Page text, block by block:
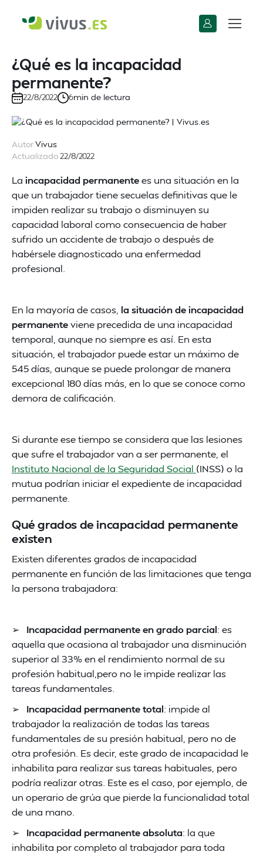
¿Qué es la incapacidad
permanente?
22/8/2022 6min de lectura
AutorVivus
Actualizado22/8/2022
La incapacidad permanentees una situación en la
que un trabajador tiene secuelas definitivas que le
impiden realizar su trabajo o disminuyen su
capacidad laboral como consecuencia de haber
sufrido un accidente de trabajo o después de
habérsele diagnosticado una enfermedad
profesional.
En la mayoría de casos, la situación de incapacidad
permanenteviene precedida de una incapacidad
temporal, aunque no siempre es así. En esta
situación, el trabajador puede estar un máximo de
545 días, aunque se puede prolongar de manera
excepcional 180 días más, en lo que se conoce como
demora de calificación.
Si durante ese tiempo se considera que las lesiones
que sufre el trabajador van a ser permanente, el
Instituto Nacional de la Seguridad Social (INSS) o la
mutua podrían iniciar el expediente de incapacidad
permanente.
Qué grados de incapacidad permanente
existen
Existen diferentes grados de incapacidad
permanente en función de las limitaciones que tenga
la persona trabajadora:
➢ Incapacidad permanente en grado parcial: es
aquella que ocasiona al trabajador una disminución
superior al 33% en el rendimiento normal de su
profesión habitual,pero no le impide realizar las
tareas fundamentales.
➢ Incapacidad permanente total: impide al
trabajador la realización de todas las tareas
fundamentales de su presión habitual, pero no de
otra profesión. Es decir, este grado de incapacidad le
inhabilita para realizar sus tareas habituales, pero
podría realizar otras. Este es el caso, por ejemplo, de
un operario de grúa que pierde la funcionalidad total
de una mano.
➢ Incapacidad permanente absoluta: la que
inhabilita por completo al trabajador para toda